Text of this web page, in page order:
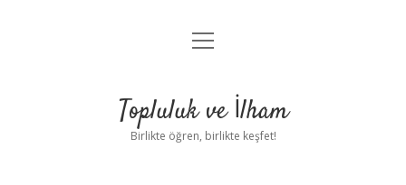
Anasayfa
Yasal Uyarı
menüyü
Topluluk ve İlham
Birlikte öğren, birlikte keşfet!